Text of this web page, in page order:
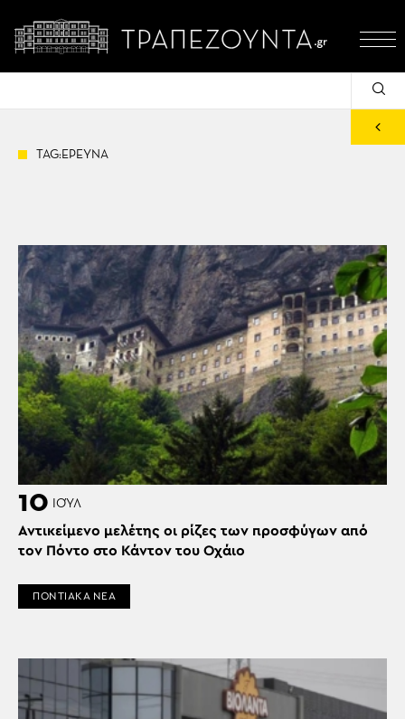
TAG:ΕΡΕΥΝΑ
10 ΙΟΎΛ
Αντικείμενο μελέτης οι ρίζες των προσφύγων από
τον Πόντο στο Κάντον του Οχάιο
ΠΟΝΤΙΑΚΑ ΝΕΑ